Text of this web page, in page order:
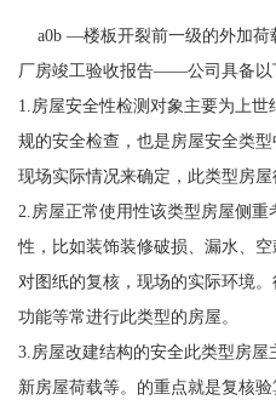
a0b —楼板开裂前一级的外加荷
厂房竣工验收报告——公司具备以
1.房屋安全性检测对象主要为上
规的安全检查，也是房屋安全类
现场实际情况来确定，此类型房屋
2.房屋正常使用性该类型房屋侧
性，比如装饰装修破损、漏水、
对图纸的复核，现场的实际环境
功能等常进行此类型的房屋。
3.房屋改建结构的安全此类型房
新房屋荷载等。的重点就是复核